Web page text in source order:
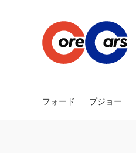
フォード プジョー